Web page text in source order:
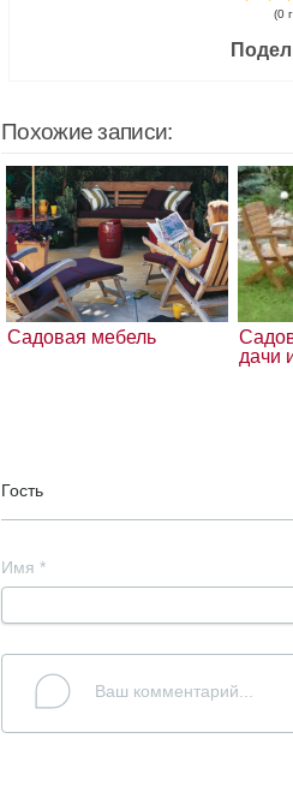
(0
Похожие записи:
Садовая мебель
дачи
Гость
Имя *